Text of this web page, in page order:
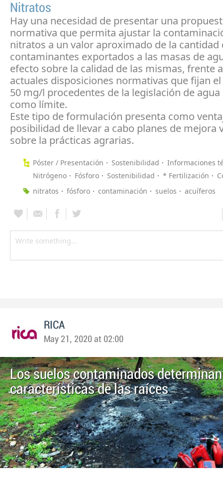
Nitratos
Hay una necesidad de presentar una
normativa que permita ajustar la
nitratos a un valor aproximado de la cantidad
contaminantes exportados a las masas de
efecto sobre la calidad de las mismas, frente
actuales disposiciones normativas que fijan
50 mg/l procedentes de la legislación de
como límite.
Este tipo de formulación presenta como
posibilidad de llevar a cabo planes de mejora
sobre la prácticas agrarias.
Póster / Presentación Sostenibilidad
Informaciones
Nitrógeno
Fósforo Sostenibilidad * Fertilización
nitratos
fósforo contaminación suelos acuíferos
RICA
May 21, 2020 at 02:00
Los suelos contaminados
características de las raíces